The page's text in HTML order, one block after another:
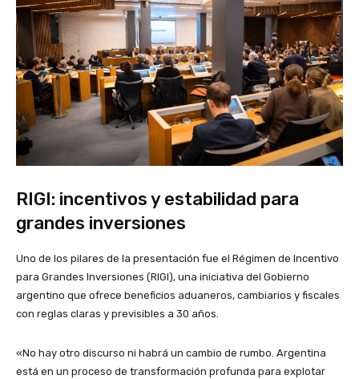
RIGI: incentivos y estabilidad para
grandes inversiones
Uno de los pilares de la presentación fue el Régimen de Incentivo
para Grandes Inversiones (RIGI), una iniciativa del Gobierno
argentino que ofrece beneficios aduaneros, cambiarios y fiscales
con reglas claras y previsibles a 30 años.
«No hay otro discurso ni habrá un cambio de rumbo. Argentina
está en un proceso de transformación profunda para explotar